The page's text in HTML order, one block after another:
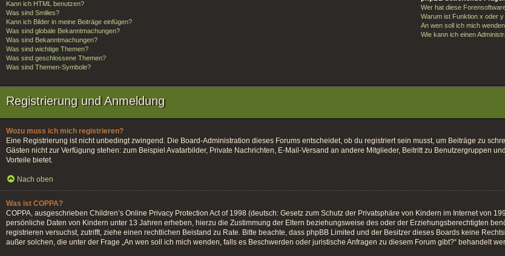
Kann ich HTML benutzen?
Was sind Smilies?
Kann ich Bilder in meine Beiträge einfügen?
Was sind globale Bekanntmachungen?
Was sind Bekanntmachungen?
Was sind wichtige Themen?
Was sind geschlossene Themen?
Was sind Themen-Symbole?
Wer hat diese
Warum ist Funktion x oder
An wen soll ich mich
Wie kann ich einen
Registrierung und Anmeldung
Wozu muss ich mich registrieren?
Eine Registrierung ist nicht unbedingt zwingend. Die Board-Administration dieses Forums entscheidet, ob du registriert sein musst, um Beiträge zu
Gästen nicht zur Verfügung stehen: zum Beispiel Avatarbilder, Private Nachrichten, E-Mail-Versand an andere Mitglieder, Beitritt zu Benutzergruppen
Vorteile bietet.
Nach oben
Was ist COPPA?
COPPA, ausgeschrieben Children’s Online Privacy Protection Act of 1998 (deutsch: Gesetz zum Schutz der Privatsphäre von Kindern im Internet von
persönliche Daten von Kindern unter 13 Jahren erheben, hierzu die Zustimmung der Eltern beziehungsweise des oder der Erziehungsberechtigten
registrieren versuchst, zutrifft, ziehe einen rechtlichen Beistand zu Rate. Bitte beachte, dass phpBB Limited und der Besitzer dieses Boards keine
außer solchen, die unter der Frage „An wen soll ich mich wenden, falls es Beschwerden oder juristische Anfragen zu diesem Forum gibt?“ behandelt